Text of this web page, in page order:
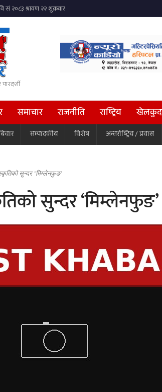
समाचार राजनीति राष्ट्रिय खेलकुद
सम्पादकीय विशेष अन्तर्राष्ट्रिय / प्रवास
सुन्दर ‘मिम्लेनफुङ’
सुन्दर ‘मिम्लेनफुङ’